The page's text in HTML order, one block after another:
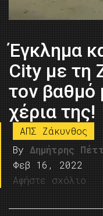
Έγκλημα
City με τη
τον βαθμό
χέρια της!
ΑΠΣ Ζάκυνθος
By Δημήτρης
Φεβ 16, 2022
Αφήστε σχόλιο